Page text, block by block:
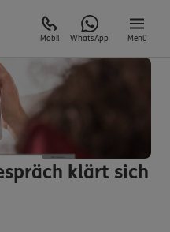
Mobil WhatsApp Menü
klärt sich